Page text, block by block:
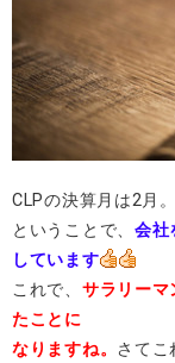
CLPの決算月は2月。
ということで、会社
しています
これで、 サラリーマ
たことに
なりますね。 さてこ